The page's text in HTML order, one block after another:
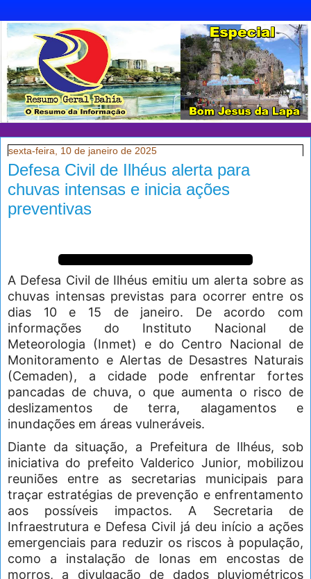
sexta-feira, 10 de janeiro de 2025
Defesa Civil de Ilhéus alerta para
chuvas intensas e inicia ações
preventivas
A Defesa Civil de Ilhéus emitiu um alerta sobre as
chuvas intensas previstas para ocorrer entre os
dias 10 e 15 de janeiro. De acordo com
informações do Instituto Nacional de
Meteorologia (Inmet) e do Centro Nacional de
Monitoramento e Alertas de Desastres Naturais
(Cemaden), a cidade pode enfrentar fortes
pancadas de chuva, o que aumenta o risco de
deslizamentos de terra, alagamentos e
inundações em áreas vulneráveis.
Diante da situação, a Prefeitura de Ilhéus, sob
iniciativa do prefeito Valderico Junior, mobilizou
reuniões entre as secretarias municipais para
traçar estratégias de prevenção e enfrentamento
aos possíveis impactos. A Secretaria de
Infraestrutura e Defesa Civil já deu início a ações
emergenciais para reduzir os riscos à população,
como a instalação de lonas em encostas de
morros, a divulgação de dados pluviométricos